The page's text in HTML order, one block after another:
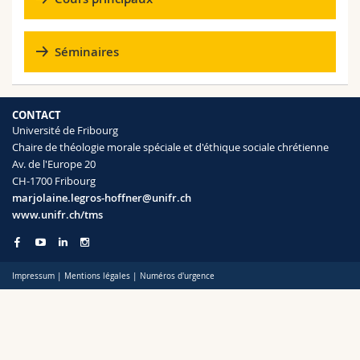
Sciences et médecine
Interfacultaire
Collaborateurs
Doctorants
Programme des cours
MyUnifr
Séminaires
CONTACT
Université de Fribourg
Chaire de théologie morale spéciale et d'éthique sociale chrétienne
Av. de l'Europe 20
CH-1700 Fribourg
marjolaine.legros-hoffner@unifr.ch
www.unifr.ch/tms
Impressum | Mentions légales | Numéros d'urgence